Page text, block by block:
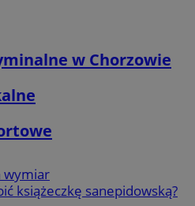
w Chorzowie
wymiar
książeczkę sanepidowską?